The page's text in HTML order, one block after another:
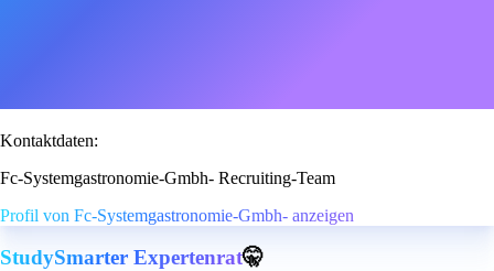
Kontaktdaten:
Fc-Systemgastronomie-Gmbh- Recruiting-Team
Profil von Fc-Systemgastronomie-Gmbh- anzeigen
StudySmarter Expertenrat🤫